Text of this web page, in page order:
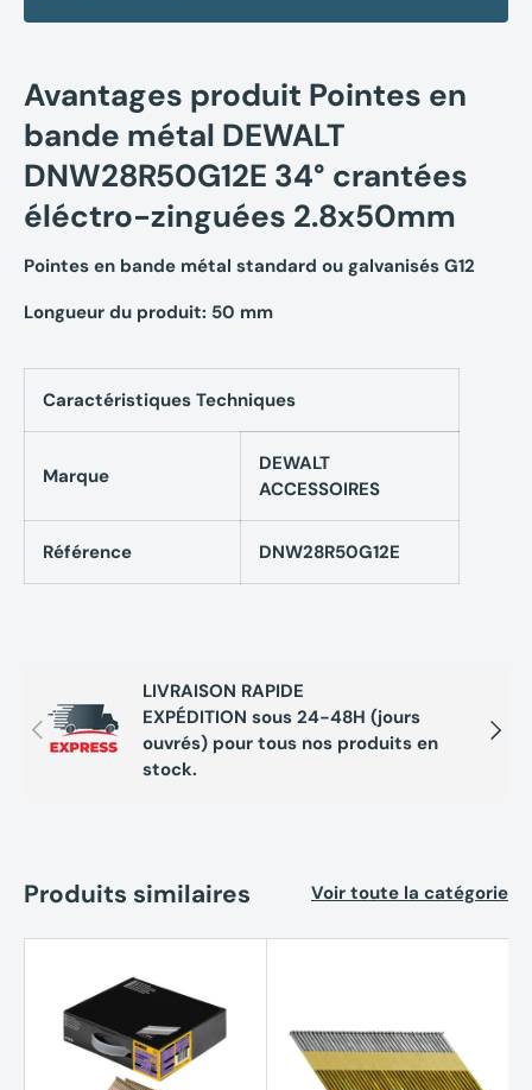
Avantages produit Pointes en
bande métal DEWALT
DNW28R50G12E 34° crantées
éléctro-zinguées 2.8x50mm
Pointes en bande métal standard ou galvanisés G12
Longueur du produit: 50 mm
Caractéristiques Techniques
Marque
DEWALT
ACCESSOIRES
Référence DNW28R50G12E
Précédent
LIVRAISON RAPIDE
EXPÉDITION sous 24-48H (jours
ouvrés) pour tous nos produits en
stock.
Produits similaires Voir toute la catégorie